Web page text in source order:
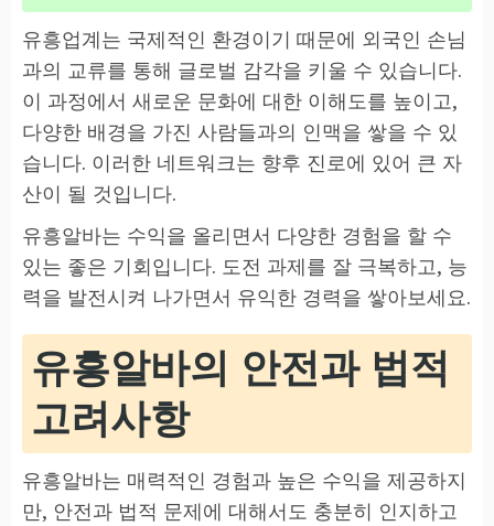
유흥업계는 국제적인 환경이기 때문에 외국인 손님
과의 교류를 통해 글로벌 감각을 키울 수 있습니다.
이 과정에서 새로운 문화에 대한 이해도를 높이고,
다양한 배경을 가진 사람들과의 인맥을 쌓을 수 있
습니다. 이러한 네트워크는 향후 진로에 있어 큰 자
산이 될 것입니다.
유흥알바는 수익을 올리면서 다양한 경험을 할 수
있는 좋은 기회입니다. 도전 과제를 잘 극복하고, 능
력을 발전시켜 나가면서 유익한 경력을 쌓아보세요.
유흥알바의 안전과 법적
고려사항
유흥알바는 매력적인 경험과 높은 수익을 제공하지
만, 안전과 법적 문제에 대해서도 충분히 인지하고